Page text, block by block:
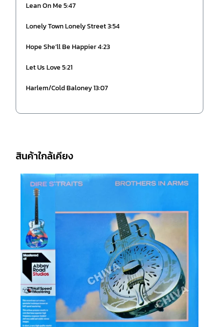
Lean On Me 5:47
Lonely Town Lonely Street 3:54
Hope She’ll Be Happier 4:23
Let Us Love 5:21
Harlem/Cold Baloney 13:07
สินค้าใกล้เคียง